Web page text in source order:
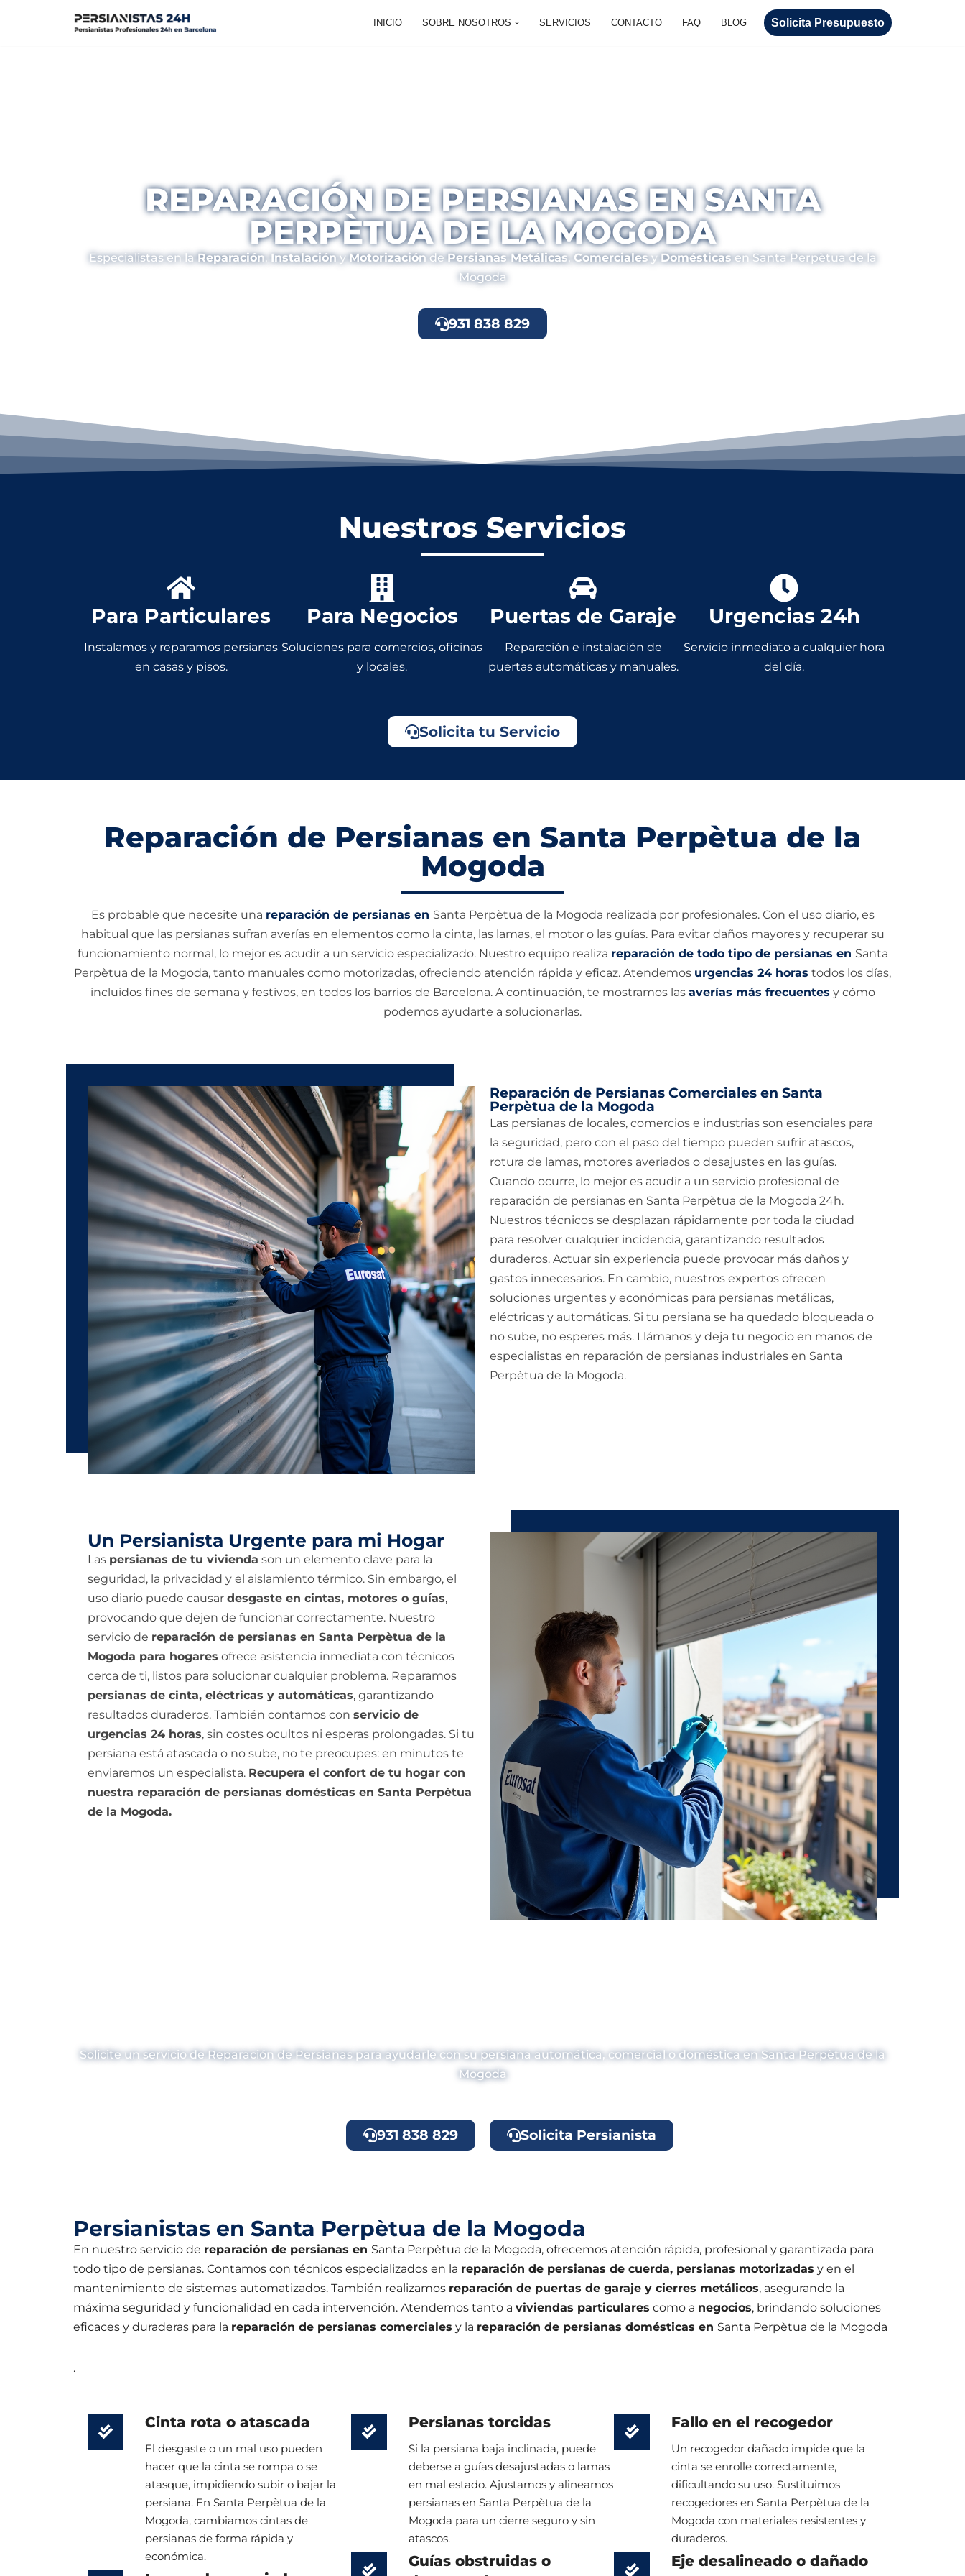
INICIO SOBRE NOSOTROS SERVICIOS CONTACTO FAQ BLOG Solicita Presupuesto
REPARACIÓN DE PERSIANAS EN SANTA
PERPÈTUA DE LA MOGODA
Especialistas en laReparación,InstalaciónyMotorizaciónde Persianas Metálicas, Comercialesy Domésticasen Santa Perpètua de la
Mogoda
931 838 829
Nuestros Servicios
Para Particulares
Instalamos y reparamos persianas
en casas y pisos.
Para Negocios
Soluciones para comercios, oficinas
y locales.
Puertas de Garaje
Reparación e instalación de
puertas automáticas y manuales.
Urgencias 24h
Servicio inmediato a cualquier hora
del día.
Solicita tu Servicio
Reparación de Persianas en Santa Perpètua de la
Mogoda
Es probable que necesite una reparación de persianas en Santa Perpètua de la Mogoda realizada por profesionales. Con el uso diario, es
habitual que las persianas sufran averías en elementos como la cinta, las lamas, el motor o las guías. Para evitar daños mayores y recuperar su
funcionamiento normal, lo mejor es acudir a un servicio especializado. Nuestro equipo realiza reparación de todo tipo de persianas en Santa
Perpètua de la Mogoda, tanto manuales como motorizadas, ofreciendo atención rápida y eficaz. Atendemos urgencias 24 horas todos los días,
incluidos fines de semana y festivos, en todos los barrios de Barcelona. A continuación, te mostramos las averías más frecuentes y cómo
podemos ayudarte a solucionarlas.
Reparación de Persianas Comerciales en Santa
Perpètua de la Mogoda
Las persianas de locales, comercios e industrias son esenciales para
la seguridad, pero con el paso del tiempo pueden sufrir atascos,
rotura de lamas, motores averiados o desajustes en las guías.
Cuando ocurre, lo mejor es acudir a un servicio profesional de
reparación de persianas en Santa Perpètua de la Mogoda 24h.
Nuestros técnicos se desplazan rápidamente por toda la ciudad
para resolver cualquier incidencia, garantizando resultados
duraderos. Actuar sin experiencia puede provocar más daños y
gastos innecesarios. En cambio, nuestros expertos ofrecen
soluciones urgentes y económicas para persianas metálicas,
eléctricas y automáticas. Si tu persiana se ha quedado bloqueada o
no sube, no esperes más. Llámanos y deja tu negocio en manos de
especialistas en reparación de persianas industriales en Santa
Perpètua de la Mogoda.
Un Persianista Urgente para mi Hogar
Las persianas de tu vivienda son un elemento clave para la
seguridad, la privacidad y el aislamiento térmico. Sin embargo, el
uso diario puede causar desgaste en cintas, motores o guías,
provocando que dejen de funcionar correctamente. Nuestro
servicio de reparación de persianas en Santa Perpètua de la
Mogoda para hogares ofrece asistencia inmediata con técnicos
cerca de ti, listos para solucionar cualquier problema. Reparamos
persianas de cinta, eléctricas y automáticas, garantizando
resultados duraderos. También contamos con servicio de
urgencias 24 horas, sin costes ocultos ni esperas prolongadas. Si tu
persiana está atascada o no sube, no te preocupes: en minutos te
enviaremos un especialista. Recupera el confort de tu hogar con
nuestra reparación de persianas domésticas en Santa Perpètua
de la Mogoda.
Solicite un servicio de Reparación de Persianas para ayudarle con su persiana automática, comercial o doméstica en Santa Perpètua de la
Mogoda
931 838 829 Solicita Persianista
Persianistas en Santa Perpètua de la Mogoda
En nuestro servicio de reparación de persianas en Santa Perpètua de la Mogoda, ofrecemos atención rápida, profesional y garantizada para
todo tipo de persianas. Contamos con técnicos especializados en la reparación de persianas de cuerda, persianas motorizadas y en el
mantenimiento de sistemas automatizados. También realizamos reparación de puertas de garaje y cierres metálicos, asegurando la
máxima seguridad y funcionalidad en cada intervención. Atendemos tanto a viviendas particulares como a negocios, brindando soluciones
eficaces y duraderas para la reparación de persianas comerciales y la reparación de persianas domésticas en Santa Perpètua de la Mogoda
.
Cinta rota o atascada
El desgaste o un mal uso pueden
hacer que la cinta se rompa o se
atasque, impidiendo subir o bajar la
persiana. En Santa Perpètua de la
Mogoda, cambiamos cintas de
persianas de forma rápida y
económica.
Persianas torcidas
Si la persiana baja inclinada, puede
deberse a guías desajustadas o lamas
en mal estado. Ajustamos y alineamos
persianas en Santa Perpètua de la
Mogoda para un cierre seguro y sin
atascos.
Guías obstruidas o
Fallo en el recogedor
Un recogedor dañado impide que la
cinta se enrolle correctamente,
dificultando su uso. Sustituimos
recogedores en Santa Perpètua de la
Mogoda con materiales resistentes y
duraderos.
Eje desalineado o dañado